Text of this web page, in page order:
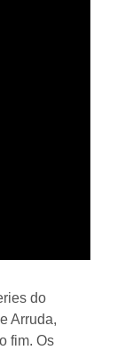
do
Arruda,
fim. Os